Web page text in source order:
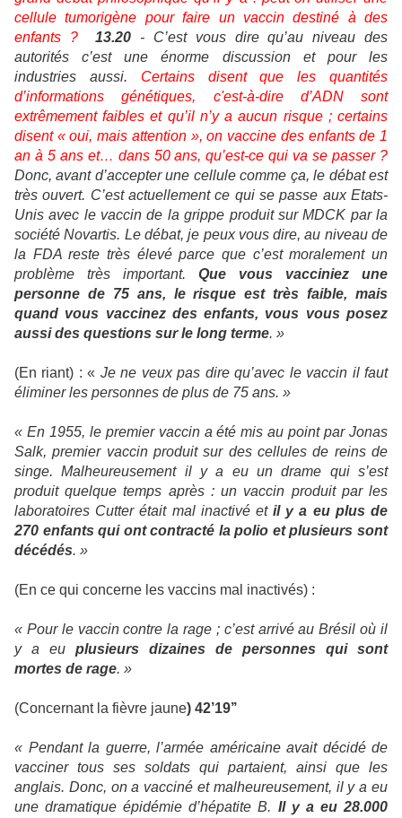
cellule tumorigène pour faire un vaccin destiné à des
enfants ?
13.20 - C’est vous dire qu’au niveau des
autorités c’est une énorme discussion et pour les
industries aussi. Certains disent que les quantités
d’informations génétiques, c'est-à-dire d’ADN sont
extrêmement faibles et qu’il n’y a aucun risque ; certains
disent « oui, mais attention », on vaccine des enfants de 1
an à 5 ans et… dans 50 ans, qu’est-ce qui va se passer ?
Donc, avant d’accepter une cellule comme ça, le débat est
très ouvert. C’est actuellement ce qui se passe aux Etats-
Unis avec le vaccin de la grippe produit sur MDCK par la
société Novartis. Le débat, je peux vous dire, au niveau de
la FDA reste très élevé parce que c’est moralement un
problème très important. Que vous vacciniez une
personne de 75 ans, le risque est très faible, mais
quand vous vaccinez des enfants, vous vous posez
aussi des questions sur le long terme. »
(En riant) : « Je ne veux pas dire qu’avec le vaccin il faut
éliminer les personnes de plus de 75 ans. »
« En 1955, le premier vaccin a été mis au point par Jonas
Salk, premier vaccin produit sur des cellules de reins de
singe. Malheureusement il y a eu un drame qui s’est
produit quelque temps après : un vaccin produit par les
laboratoires Cutter était mal inactivé etil y a eu plus de
270 enfants qui ont contracté la polio et plusieurs sont
décédés. »
(En ce qui concerne les vaccins mal inactivés) :
« Pour le vaccin contre la rage ; c’est arrivé au Brésil où il
y a eu plusieurs dizaines de personnes qui sont
mortes de rage. »
(Concernant la fièvre jaune) 42’19’’
« Pendant la guerre, l’armée américaine avait décidé de
vacciner tous ses soldats qui partaient, ainsi que les
anglais. Donc, on a vacciné et malheureusement, il y a eu
une dramatique épidémie d’hépatite B. Il y a eu 28.000